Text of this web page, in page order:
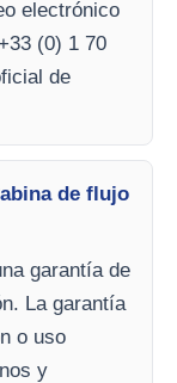
electrónico
(0) 1 70
de
de flujo
garantía de
La garantía
o uso
y